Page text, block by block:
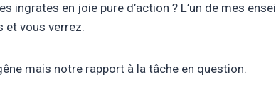
en joie pure d’action ? L’un de mes
et vous verrez.
mais notre rapport à la tâche en question.